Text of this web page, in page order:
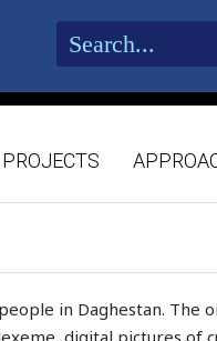
PROJECTS
in Daghestan. The
digital pictures of